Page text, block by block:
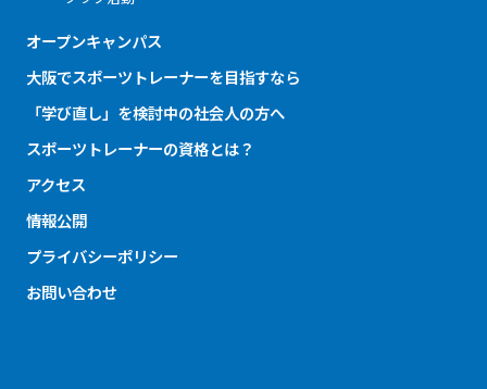
オープンキャンパス
大阪でスポーツトレーナーを目指すなら
「学び直し」を検討中の社会人の方へ
スポーツトレーナーの資格とは？
アクセス
情報公開
プライバシーポリシー
お問い合わせ